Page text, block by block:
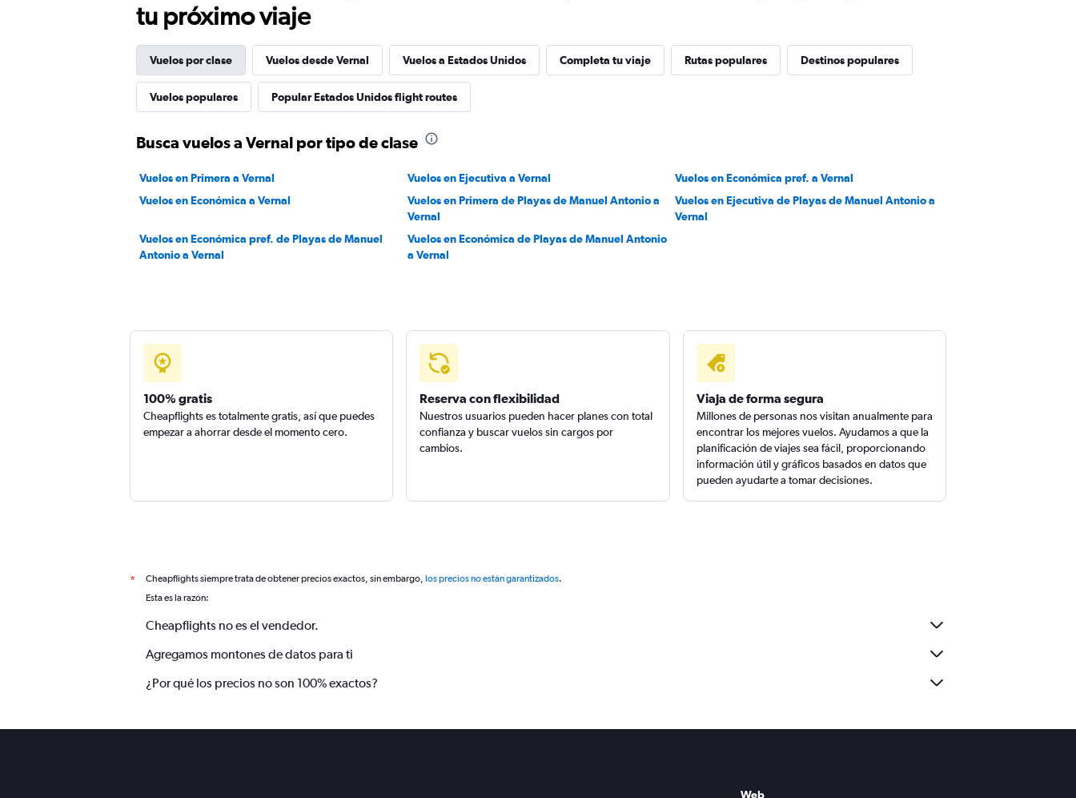
tu próximo viaje
Vuelos por clase Vuelos desde Vernal Vuelos a Estados Unidos Completa tu viaje Rutas populares Destinos populares
Vuelos populares Popular Estados Unidos flight routes
Busca vuelos a Vernal por tipo de clase
Vuelos en Primera a Vernal Vuelos en Ejecutiva a Vernal
Vuelos en Económica pref. a Vernal
Vuelos en Económica a Vernal
Vuelos en Primera de Playas de Manuel Antonio a
Vernal
Vuelos en Ejecutiva de Playas de Manuel Antonio a
Vernal
Vuelos en Económica pref. de Playas de Manuel
Antonio a Vernal
Vuelos en Económica de Playas de Manuel Antonio
a Vernal
100% gratis
Cheapflights es totalmente gratis, así que puedes
empezar a ahorrar desde el momento cero.
Reserva con flexibilidad
Nuestros usuarios pueden hacer planes con total
confianza y buscar vuelos sin cargos por
cambios.
Viaja de forma segura
Millones de personas nos visitan anualmente para
encontrar los mejores vuelos. Ayudamos a que la
planificación de viajes sea fácil, proporcionando
información útil y gráficos basados en datos que
pueden ayudarte a tomar decisiones.
* Cheapflights siempre trata de obtener precios exactos, sin embargo, los precios no están garantizados.
Esta es la razón:
Cheapflights no es el vendedor.
Agregamos montones de datos para ti
¿Por qué los precios no son 100% exactos?
Web